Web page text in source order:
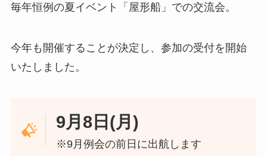
毎年恒例の夏イベント「屋形船」での交流会。
今年も開催することが決定し、参加の受付を開始
いたしました。
9月8日(月)
※9月例会の前日に出航します